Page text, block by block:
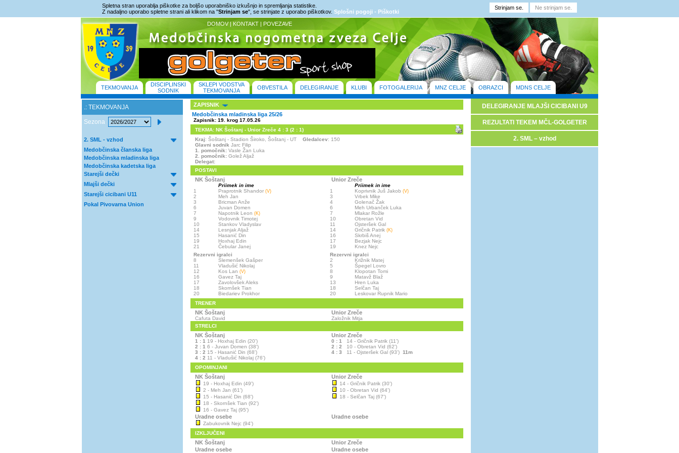
Spletna stran uporablja piškotke za boljšo uporabniško izkušnjo in spremljanja statistike.
Z nadaljno uporabo spletne strani ali klikom na "Strinjam se", se strinjate z uporabo piškotkov. Splošni pogoji - Piškotki
DOMOV | KONTAKT | POVEZAVE
TEKMOVANJA
DISCIPLINSKI
SODNIK
SKLEPI VODSTVA
TEKMOVANJA
OBVESTILA DELEGIRANJE KLUBI FOTOGALERIJA MNZ CELJE OBRAZCI MDNS CELJE
.: TEKMOVANJA
Sezona
2. SML - vzhod
Medobčinska članska liga
Medobčinska mladinska liga
Medobčinska kadetska liga
Starejši dečki
Mlajši dečki
Starejši cicibani U11
Pokal Pivovarna Union
ZAPISNIK
Medobčinska mladinska liga 25/26
Zapisnik: 19. krog 17.05.26
TEKMA: NK Šoštanj - Unior Zreče 4 : 3 (2 : 1)
Kraj: Šoštanj - Stadion Široko, Šoštanj - UT Gledalcev: 150
Glavni sodnik Jarc Filip
1. pomočnik: Vasle Žan Luka
2. pomočnik: Golež Aljaž
Delegat:
POSTAVI
NK Šoštanj
Priimek in ime
1
Praprotnik Shandor (V)
2
Meh Jan
3
Bricman Anže
6
Juvan Domen
7
Napotnik Leon (K)
9
Vodovnik Timotej
10
Stankov Vladyslav
14
Lesnjak Aljaž
15
Hasanić Din
19
Hoxhaj Edin
21
Čebular Janej
Unior Zreče
Priimek in ime
1
Koprivnik Juš Jakob (V)
3
Vrbek Mike
4
Golenač Žak
6
Meh Urbanček Luka
7
Mlakar Rožle
10
Obretan Vid
11
Ojsteršek Gal
14
Gričnik Patrik (K)
16
Skrbiš Anej
17
Bezjak Nejc
19
Knez Nejc
Rezervni igralci
8
Slemenšek Gašper
11
Vladušić Nikolaj
12
Kos Lan (V)
16
Gavez Taj
17
Zavolovšek Aleks
18
Skornšek Tian
20
Biedariev Prokhor
Rezervni igralci
2
Križnik Matej
5
Špegel Lovro
8
Klopotan Tomi
9
Matavž Blaž
13
Hren Luka
18
Selčan Taj
20
Leskovar Rupnik Mario
TRENER
NK Šoštanj
Cafuta David
Unior Zreče
Založnik Mitja
STRELCI
NK Šoštanj
1 : 1 19 - Hoxhaj Edin (20')
2 : 1 6 - Juvan Domen (38')
3 : 2 15 - Hasanić Din (68')
4 : 2 11 - Vladušić Nikolaj (76')
Unior Zreče
0 : 1
14 - Gričnik Patrik (11')
2 : 2
10 - Obretan Vid (62')
4 : 3
11 - Ojsteršek Gal (93') 11m
OPOMINJANI
NK Šoštanj
19 - Hoxhaj Edin (49')
2 - Meh Jan (61')
15 - Hasanić Din (68')
18 - Skornšek Tian (92')
16 - Gavez Taj (95')
Unior Zreče
14 - Gričnik Patrik (30')
10 - Obretan Vid (64')
18 - Selčan Taj (67')
Uradne osebe
Zabukovnik Nejc (94')
Uradne osebe
IZKLJUČENI
NK Šoštanj
Unior Zreče
Uradne osebe
Uradne osebe
DELEGIRANJE MLAJŠI CICIBANI U9
REZULTATI TEKEM MČL-GOLGETER
2. SML – vzhod